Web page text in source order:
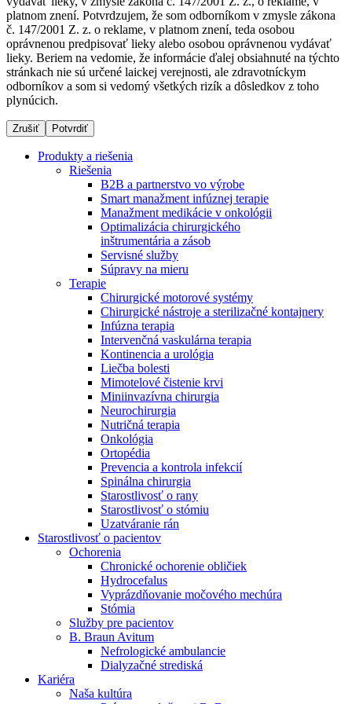
Produktový katalóg​
Objavte naše produkty. ​Navštívte produktový katalóg B.
Braun​ s našim kompletným produktovým portfóliom.​
Dialyzačné strediská
B. Braun Avitum poskytuje kvalitnú dialyzačnú starostlivosť
vo všetkých svojich strediskách na Slovensku. Viac
Nefrologické ambulancie
V nefrologických ambulanciách prevádzkujeme poradenstvo
a prípravu pacientov k jednotlivým metódam náhrady funkcie
obličiek. Zvoľte si mesto, ktoré potrebujete a navštívte nás.
Zostaňte v dialógu s B. Braun. Kontaktujte nás.
platnom znení. Potvrdzujem, že som odborníkom v zmysle zákona
č. 147/2001 Z. z. o reklame, v platnom znení, teda osobou
oprávnenou predpisovať lieky alebo osobou oprávnenou vydávať
lieky. Beriem na vedomie, že informácie ďalej obsiahnuté na týchto
stránkach nie sú určené laickej verejnosti, ale zdravotníckym
odborníkov a som si vedomý všetkých rizík a dôsledkov z toho
plynúcich.
Zrušiť Potvrdiť
Produkty a riešenia
Riešenia
B2B a partnerstvo vo výrobe
Smart manažment infúznej terapie
Manažment medikácie v onkológii
Optimalizácia chirurgického
inštrumentária a zásob
Servisné služby
Súpravy na mieru
Terapie
Chirurgické motorové systémy
Chirurgické nástroje a sterilizačné kontajnery
Infúzna terapia
Intervenčná vaskulárna terapia
Kontinencia a urológia
Liečba bolesti
Mimotelové čistenie krvi
Miniinvazívna chirurgia
Neurochirurgia
Nutričná terapia
Onkológia
Ortopédia
Prevencia a kontrola infekcií
Spinálna chirurgia
Starostlivosť o rany
Starostlivosť o stómiu
Uzatváranie rán
Starostlivosť o pacientov
Ochorenia
Chronické ochorenie obličiek
Hydrocefalus
Vyprázdňovanie močového mechúra
Stómia
Služby pre pacientov
B. Braun Avitum
Nefrologické ambulancie
Dialyzačné strediská
Kariéra
Naša kultúra